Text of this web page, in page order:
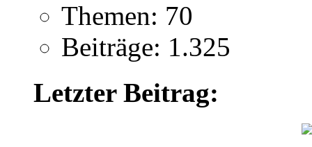
Themen: 70
Beiträge: 1.325
Letzter Beitrag: